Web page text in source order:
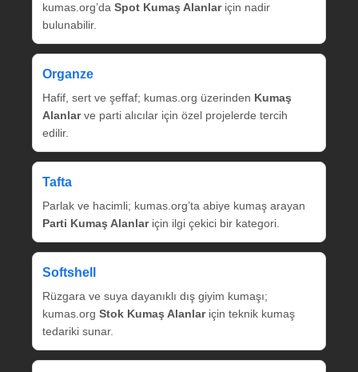
kumas.org’da Spot Kumaş Alanlariçin nadir
bulunabilir.
Organze
Hafif, sert ve şeffaf; kumas.org üzerinden Kumaş
Alanlarve parti alıcılar için özel projelerde tercih
edilir.
Tafta
Parlak ve hacimli; kumas.org’ta abiye kumaş arayan
Parti Kumaş Alanlariçin ilgi çekici bir kategori.
Softshell
Rüzgara ve suya dayanıklı dış giyim kumaşı;
kumas.org Stok Kumaş Alanlariçin teknik kumaş
tedariki sunar.